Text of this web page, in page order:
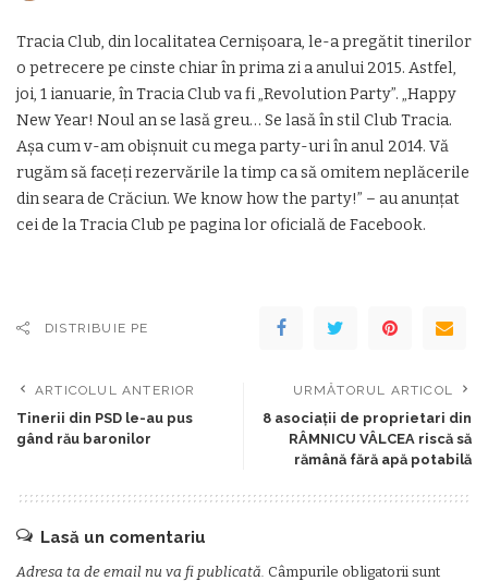
Tracia Club, din localitatea Cernişoara, le-a pregătit tinerilor
o petrecere pe cinste chiar în prima zi a anului 2015. Astfel,
joi, 1 ianuarie, în Tracia Club va fi „Revolution Party”. „Happy
New Year! Noul an se lasă greu… Se lasă în stil Club Tracia.
Aşa cum v-am obişnuit cu mega party-uri în anul 2014. Vă
rugăm să faceţi rezervările la timp ca să omitem neplăcerile
din seara de Crăciun. We know how the party!” – au anunţat
cei de la Tracia Club pe pagina lor oficială de Facebook.
DISTRIBUIE PE
ARTICOLUL ANTERIOR
Tinerii din PSD le-au pus
gând rău baronilor
URMĂTORUL ARTICOL
8 asociaţii de proprietari din
RÂMNICU VÂLCEA riscă să
rămână fără apă potabilă
Lasă un comentariu
Adresa ta de email nu va fi publicată. Câmpurile obligatorii sunt